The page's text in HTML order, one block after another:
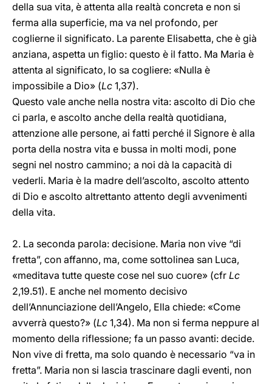
della sua vita, è attenta alla realtà concreta e non si
ferma alla superficie, ma va nel profondo, per
coglierne il significato. La parente Elisabetta, che è già
anziana, aspetta un figlio: questo è il fatto. Ma Maria è
attenta al significato, lo sa cogliere: «Nulla è
impossibile a Dio» (Lc 1,37).
Questo vale anche nella nostra vita: ascolto di Dio che
ci parla, e ascolto anche della realtà quotidiana,
attenzione alle persone, ai fatti perché il Signore è alla
porta della nostra vita e bussa in molti modi, pone
segni nel nostro cammino; a noi dà la capacità di
vederli. Maria è la madre dell’ascolto, ascolto attento
di Dio e ascolto altrettanto attento degli avvenimenti
della vita.
2. La seconda parola: decisione. Maria non vive “di
fretta”, con affanno, ma, come sottolinea san Luca,
«meditava tutte queste cose nel suo cuore» (cfr Lc
2,19.51). E anche nel momento decisivo
dell’Annunciazione dell’Angelo, Ella chiede: «Come
avverrà questo?» (Lc 1,34). Ma non si ferma neppure al
momento della riflessione; fa un passo avanti: decide.
Non vive di fretta, ma solo quando è necessario “va in
fretta”. Maria non si lascia trascinare dagli eventi, non